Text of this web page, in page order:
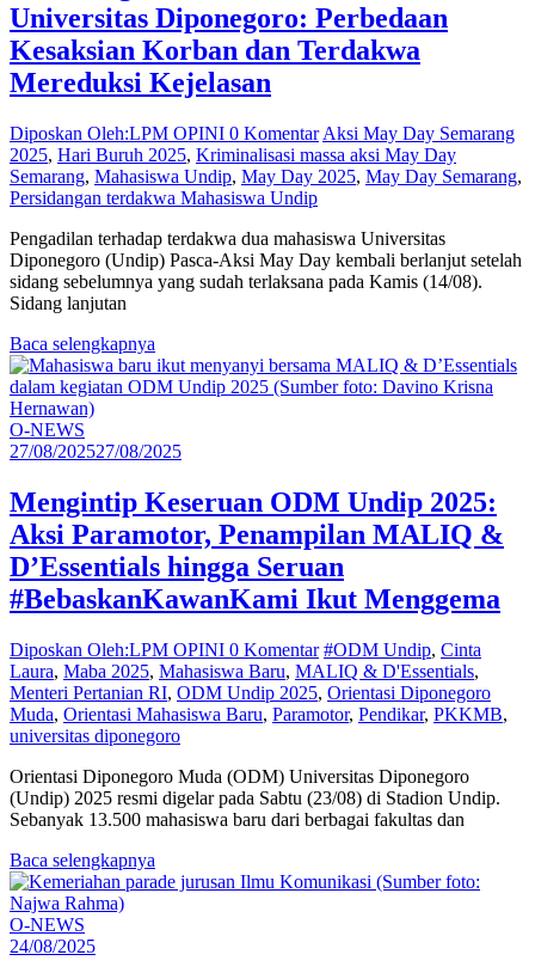
Universitas Diponegoro: Perbedaan
Kesaksian Korban dan Terdakwa
Mereduksi Kejelasan
Diposkan Oleh:LPM OPINI 0 Komentar Aksi May Day Semarang
2025, Hari Buruh 2025, Kriminalisasi massa aksi May Day
Semarang, Mahasiswa Undip, May Day 2025, May Day Semarang,
Persidangan terdakwa Mahasiswa Undip
Pengadilan terhadap terdakwa dua mahasiswa Universitas
Diponegoro (Undip) Pasca-Aksi May Day kembali berlanjut setelah
sidang sebelumnya yang sudah terlaksana pada Kamis (14/08).
Sidang lanjutan
Baca selengkapnya
O-NEWS
27/08/202527/08/2025
Mengintip Keseruan ODM Undip 2025:
Aksi Paramotor, Penampilan MALIQ &
D’Essentials hingga Seruan
#BebaskanKawanKami Ikut Menggema
Diposkan Oleh:LPM OPINI 0 Komentar #ODM Undip, Cinta
Laura, Maba 2025, Mahasiswa Baru, MALIQ & D'Essentials,
Menteri Pertanian RI, ODM Undip 2025, Orientasi Diponegoro
Muda, Orientasi Mahasiswa Baru, Paramotor, Pendikar, PKKMB,
universitas diponegoro
Orientasi Diponegoro Muda (ODM) Universitas Diponegoro
(Undip) 2025 resmi digelar pada Sabtu (23/08) di Stadion Undip.
Sebanyak 13.500 mahasiswa baru dari berbagai fakultas dan
Baca selengkapnya
O-NEWS
24/08/2025